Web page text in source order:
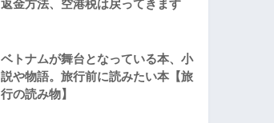
返金方法、空港税は戻ってきます
ベトナムが舞台となっている本、小
説や物語。旅行前に読みたい本【旅
行の読み物】